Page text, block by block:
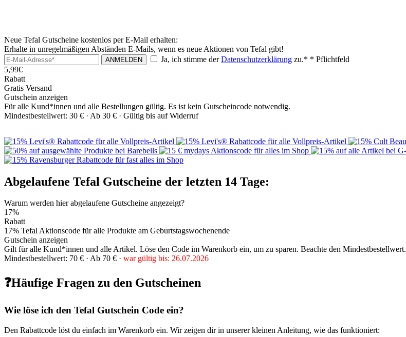
Neue Tefal Gutscheine kostenlos per E-Mail erhalten:
Erhalte in unregelmäßigen Abständen E-Mails, wenn es neue Aktionen von Tefal gibt!
ANMELDEN Ja, ich stimme derDatenschutzerklärung zu.* * Pflichtfeld
5,99€
Rabatt
Gratis Versand
Gutschein anzeigen
Für alle Kund*innen und alle Bestellungen gültig. Es ist kein Gutscheincode notwendig.
Mindestbestellwert: 30 € · Ab 30 € · Gültig bis auf Widerruf
Abgelaufene Tefal Gutscheine der letzten 14 Tage:
Warum werden hier abgelaufene Gutscheine angezeigt?
17%
Rabatt
17% Tefal Aktionscode für alle Produkte am Geburtstagswochenende
Gutschein anzeigen
Gilt für alle Kund*innen und alle Artikel. Löse den Code im Warenkorb ein, um zu sparen. Beachte den Mindestbestellwert.
Mindestbestellwert: 70 € · Ab 70 € · war gültig bis: 26.07.2026
❓Häufige Fragen zu den Gutscheinen
Wie löse ich den Tefal Gutschein Code ein?
Den Rabattcode löst du einfach im Warenkorb ein. Wir zeigen dir in unserer kleinen Anleitung, wie das funktioniert: